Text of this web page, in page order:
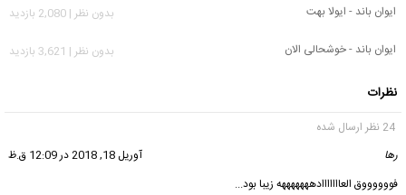
ایوان باند - ایولا بهت
بدون نظر | 2,080 بازدید
ایوان باند - خوشحالی الان
بدون نظر | 3,621 بازدید
نظرات
24 نظر ارسال شده
رها
آوریل 18, 2018 در 12:09 ق.ظ
فووووووق العااااااادهههههههه زیبا بود..‌.